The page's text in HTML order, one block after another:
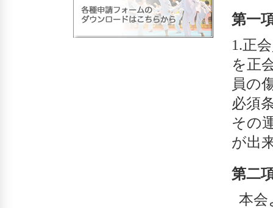
第一
1.正
を正
員の
必須
その
が出
第二
本会